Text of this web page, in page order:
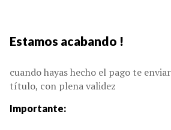
Estamos acabando !
cuando hayas hecho el pago te
título, con plena validez
Importante: